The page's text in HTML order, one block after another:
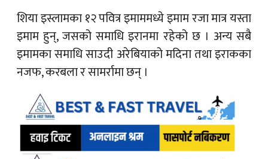
शिया इस्लामका १२ पवित्र इमाममध्ये इमाम रजा मात्र यस्ता
इमाम हुन्, जसको समाधि इरानमा रहेको छ । अन्य सबै
इमामका समाधि साउदी अरेबियाको मदिना तथा इराकका
नजफ, करबला र सामर्रामा छन् ।